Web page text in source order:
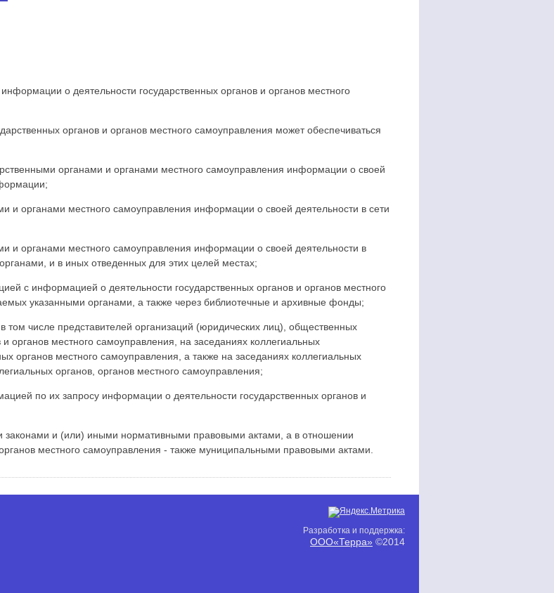
о деятельности государственных органов и органов местного
органов и органов местного самоуправления может обеспечиваться
органами и органами местного самоуправления информации о своей
и органами местного самоуправления информации о своей деятельности в сети
и органами местного самоуправления информации о своей деятельности в
и в иных отведенных для этих целей местах;
с информацией о деятельности государственных органов и органов местного
указанными органами, а также через библиотечные и архивные фонды;
том числе представителей организаций (юридических лиц), общественных
органов местного самоуправления, на заседаниях коллегиальных
органов местного самоуправления, а также на заседаниях коллегиальных
органов, органов местного самоуправления;
по их запросу информации о деятельности государственных органов и
законами и (или) иными нормативными правовыми актами, а в отношении
местного самоуправления - также муниципальными правовыми актами.
Разработка и поддержка:
ООО«Терра» ©2014